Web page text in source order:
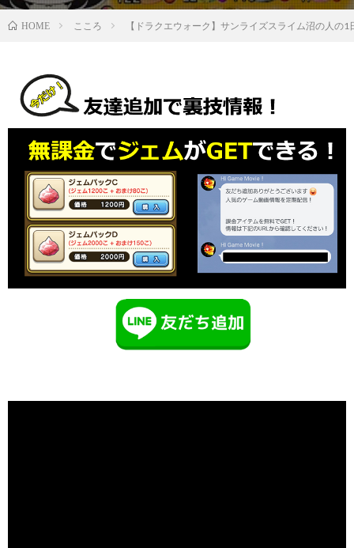
HOME こころ 【ドラクエウォーク】サンライズスライム沼の人